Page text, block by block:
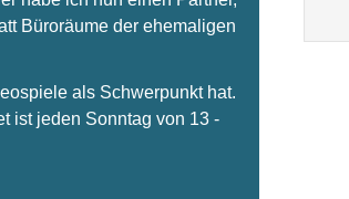
Büroräume der ehemaligen
als Schwerpunkt hat.
ist jeden Sonntag von 13 -